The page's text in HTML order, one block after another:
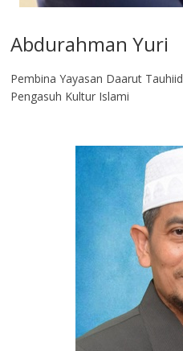
Abdurahman Yuri
Pembina Yayasan Daarut Tauhiid
Pengasuh Kultur Islami